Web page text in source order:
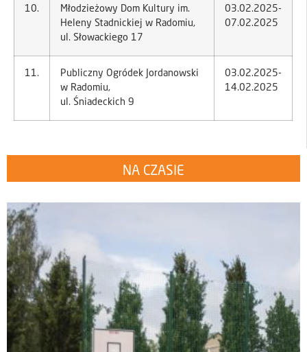
10.
Młodzieżowy Dom Kultury im.
Heleny Stadnickiej w Radomiu,
ul. Słowackiego 17
03.02.2025-
07.02.2025
11.
Publiczny Ogródek Jordanowski
w Radomiu,
ul. Śniadeckich 9
03.02.2025-
14.02.2025
NA CZASIE